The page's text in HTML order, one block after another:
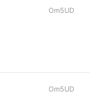
Om5UD
Om5UD